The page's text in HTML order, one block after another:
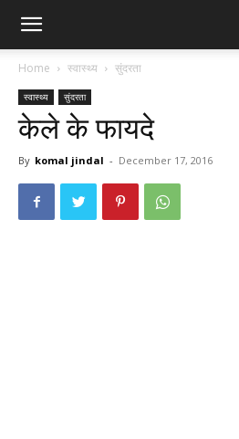
Home स्वास्थ्य सुंदरता
स्वास्थ्य सुंदरता
केले के फायदे
By komal jindal - December 17, 2016